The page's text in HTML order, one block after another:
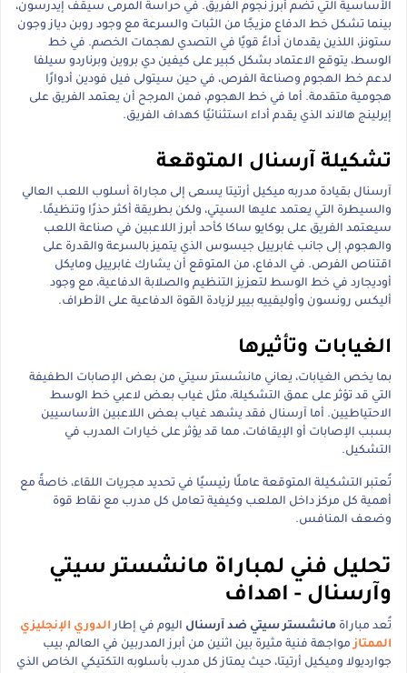
الأساسية التي تضم أبرز نجوم الفريق. في حراسة المرمى سيقف إيدرسون،
بينما تشكل خط الدفاع مزيجًا من الثبات والسرعة مع وجود روبن دياز وجون
ستونز، اللذين يقدمان أداءً قويًا في التصدي لهجمات الخصم. في خط
الوسط، يتوقع الاعتماد بشكل كبير على كيفين دي بروين وبرناردو سيلفا
لدعم خط الهجوم وصناعة الفرص، في حين سيتولى فيل فودين أدوارًا
هجومية متقدمة. أما في خط الهجوم، فمن المرجح أن يعتمد الفريق على
إيرلينج هالاند الذي يقدم أداء استثنائيًا كهداف الفريق.
تشكيلة آرسنال المتوقعة
آرسنال بقيادة مدربه ميكيل أرتيتا يسعى إلى مجاراة أسلوب اللعب العالي
والسيطرة التي يعتمد عليها السيتي، ولكن بطريقة أكثر حذرًا وتنظيمًا.
سيعتمد الفريق على بوكايو ساكا كأحد أبرز اللاعبين في صناعة اللعب
والهجوم، إلى جانب غابرييل جيسوس الذي يتميز بالسرعة والقدرة على
اقتناص الفرص. في الدفاع، من المتوقع أن يشارك غابرييل ومايكل
أوديجارد في خط الوسط لتعزيز التنظيم والصلابة الدفاعية، مع وجود
أليكس رونسون وأوليفييه بيير لزيادة القوة الدفاعية على الأطراف.
الغيابات وتأثيرها
بما يخص الغيابات، يعاني مانشستر سيتي من بعض الإصابات الطفيفة
التي قد تؤثر على عمق التشكيلة، مثل غياب بعض لاعبي خط الوسط
الاحتياطيين. أما آرسنال فقد يشهد غياب بعض اللاعبين الأساسيين
بسبب الإصابات أو الإيقافات، مما قد يؤثر على خيارات المدرب في
التشكيل.
تُعتبر التشكيلة المتوقعة عاملًا رئيسيًا في تحديد مجريات اللقاء، خاصةً مع
أهمية كل مركز داخل الملعب وكيفية تعامل كل مدرب مع نقاط قوة
وضعف المنافس.
تحليل فني لمباراة مانشستر سيتي
وآرسنال - اهداف
تُعد مباراة مانشستر سيتي ضد آرسنال اليوم في إطار الدوري الإنجليزي
الممتاز مواجهة فنية مثيرة بين اثنين من أبرز المدربين في العالم، بيب
جوارديولا وميكيل أرتيتا، حيث يمتاز كل مدرب بأسلوبه التكتيكي الخاص الذي